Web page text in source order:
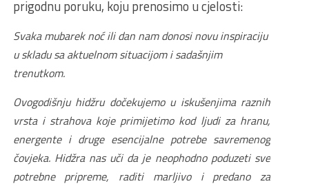
prigodnu poruku, koju prenosimo u cjelosti:
Svaka mubarek noć ili dan nam donosi novu inspiraciju
u skladu sa aktuelnom situacijom i sadašnjim
trenutkom.
Ovogodišnju hidžru dočekujemo u iskušenjima raznih
vrsta i strahova koje primijetimo kod ljudi za hranu,
energente i druge esencijalne potrebe savremenog
čovjeka. Hidžra nas uči da je neophodno poduzeti sve
potrebne pripreme, raditi marljivo i predano za